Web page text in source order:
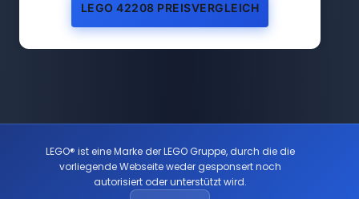
LEGO 42208 PREISVERGLEICH
LEGO® ist eine Marke der LEGO Gruppe, durch die die
vorliegende Webseite weder gesponsert noch
autorisiert oder unterstützt wird.